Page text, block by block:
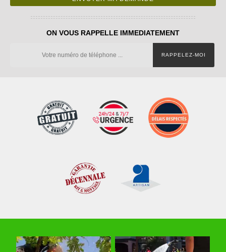
ON VOUS RAPPELLE IMMEDIATEMENT